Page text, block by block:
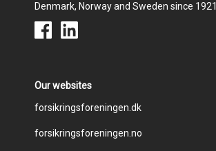
Denmark, Norway and Sweden since 1921.
Our websites
Footer
menu
forsikringsforeningen.dk
forsikringsforeningen.no